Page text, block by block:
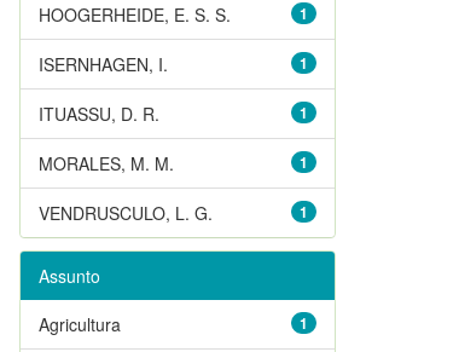
1
HOOGERHEIDE, E. S. S.
1
ISERNHAGEN, I.
1
ITUASSU, D. R.
1
MORALES, M. M.
1
VENDRUSCULO, L. G.
Assunto
1
Agricultura